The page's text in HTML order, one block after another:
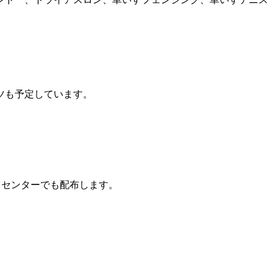
予定しています。
ンターでも配布します。